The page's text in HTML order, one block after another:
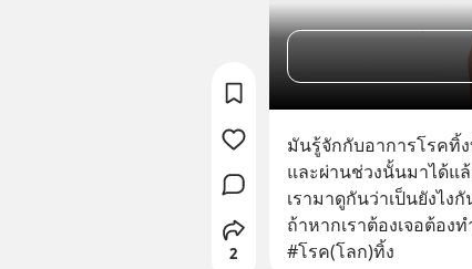
มันรู้จักกับอาการโรคทิ้
และผ่านช่วงนั้นมาได้แ
เรามาดูกันว่าเป็นยังไงกั
ถ้าหากเราต้องเจอต้องท
#โรค(โลก)ทิ้ง
2